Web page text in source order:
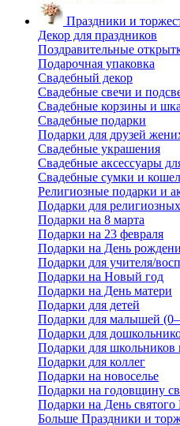
Праздники и
Декор для праздников
Поздравительные
Подарочная упаковка
Свадебный декор
Свадебные свечи и
Свадебные корзины и
Свадебные подарки
Подарки для друзей
Свадебные украшения
Свадебные аксессуары
Свадебные сумки и
Религиозные подарки и
Подарки для
Подарки на 8 марта
Подарки на 23 февраля
Подарки на День
Подарки для учителя/
Подарки на Новый год
Подарки на День матери
Подарки для детей
Подарки для малышей
Подарки для
Подарки для школьников
Подарки для коллег
Подарки на новоселье
Подарки на годовщину
Подарки на День святого
Больше Праздники и